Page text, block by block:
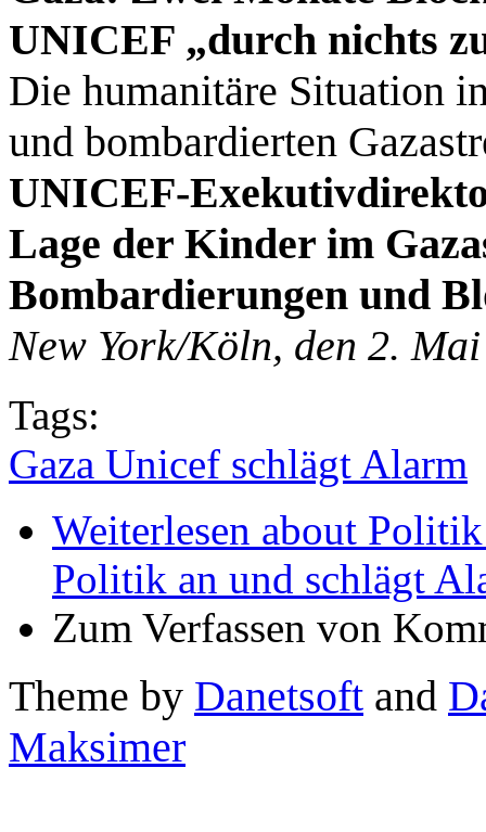
UNICEF „durch nichts
Die humanitäre Situation
und bombardierten
UNICEF-
Lage der Kinder im
Bombardierungen und
New York/Köln, den 2.
Tags:
Gaza Unicef schlägt Alarm
Weiterlesen about
Politik an und schlägt
Zum Verfassen von
Theme by Danetsoft and
Maksimer